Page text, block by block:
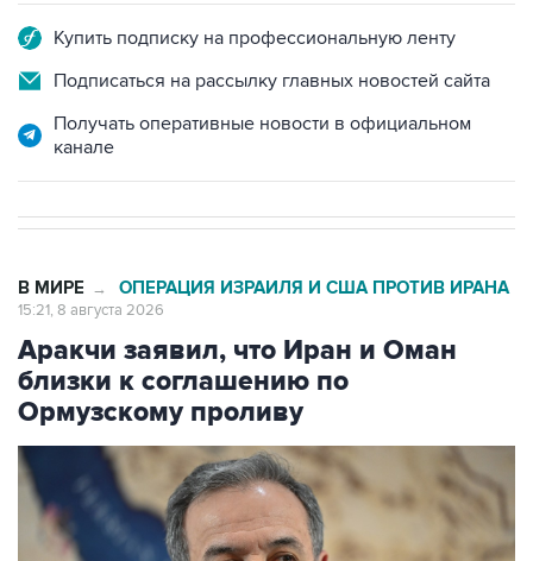
Купить подписку на профессиональную ленту
Подписаться на рассылку главных новостей сайта
Получать оперативные новости в официальном
канале
В МИРЕ → ОПЕРАЦИЯ ИЗРАИЛЯ И США ПРОТИВ ИРАНА
15:21, 8 августа 2026
Аракчи заявил, что Иран и Оман
близки к соглашению по
Ормузскому проливу